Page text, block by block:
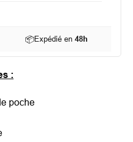
📦Expédié en48h
:
poche